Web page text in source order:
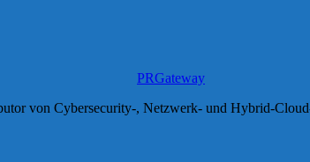
PRGateway
von Cybersecurity-, Netzwerk- und Hybrid-